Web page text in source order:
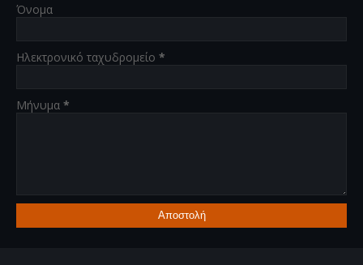
Όνομα
Ηλεκτρονικό ταχυδρομείο *
Μήνυμα *